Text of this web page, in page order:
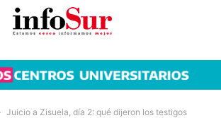
Juicio a Zisuela, día 2: qué dijeron los testigos